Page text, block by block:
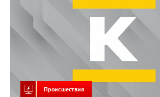
Происшествия